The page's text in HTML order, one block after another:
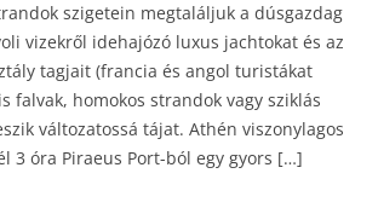
szigetein megtaláljuk a dúsgazdag
vizekről idehajózó luxus jachtokat és az
tagjait (francia és angol turistákat
falvak, homokos strandok vagy sziklás
változatossá tájat. Athén viszonylagos
3 óra Piraeus Port-ból egy gyors […]